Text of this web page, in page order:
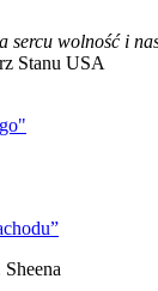
wolność i
Stanu USA